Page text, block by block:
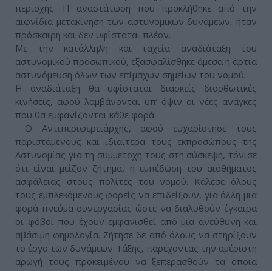
περιοχής. Η αναστάτωση που προκλήθηκε από την
αιφνίδια μετακίνηση των αστυνομικών δυνάμεων, ήταν
πρόσκαιρη και δεν υφίσταται πλέον.
Με την κατάλληλη και ταχεία αναδιάταξη του
αστυνομικού προσωπικού, εξασφαλίσθηκε άμεσα η άρτια
αστυνόμευση όλων των επίμαχων σημείων του νομού.
Η αναδιάταξη θα υφίσταται διαρκείς διορθωτικές
κινήσεις, αφού λαμβάνονται υπ’ όψιν οι νέες ανάγκες
που θα εμφανίζονται κάθε φορά.
Ο Αντιπεριφερειάρχης, αφού ευχαρίστησε τους
παριστάμενους και ιδιαίτερα τους εκπροσώπους της
Αστυνομίας για τη συμμετοχή τους στη σύσκεψη, τόνισε
ότι είναι μείζον ζήτημα, η εμπέδωση του αισθήματος
ασφάλειας στους πολίτες του νομού. Κάλεσε όλους
τους εμπλεκόμενους φορείς να επιδείξουν, για άλλη μια
φορά πνεύμα συνεργασίας ώστε να διαλυθούν έγκαιρα
οι φόβοι που έχουν εμφανισθεί από μια ανεύθυνη και
αβάσιμη φημολογία. Ζήτησε δε από όλους να στηρίξουν
το έργο των δυνάμεων Τάξης, παρέχοντας την αμέριστη
αρωγή τους προκειμένου να ξεπερασθούν τα όποια